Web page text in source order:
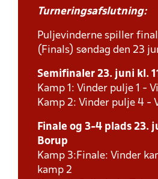
Turneringsafslutning:
Puljevinderne spiller
(Finals) søndag den 23
Semifinaler 23. juni kl.
Kamp 1: Vinder pulje 1 -
Kamp 2: Vinder pulje 4 -
Finale og 3-4 plads 23.
Borup
Kamp 3:Finale: Vinder
kamp 2